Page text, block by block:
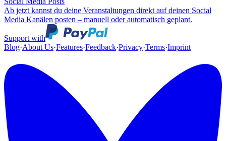
Ab jetzt kannst du deine Veranstaltungen direkt auf deinen Social
Media Kanälen posten – manuell oder automatisch geplant.
Support with
Blog·About Us·Features·Feedback·Privacy·Terms·Imprint